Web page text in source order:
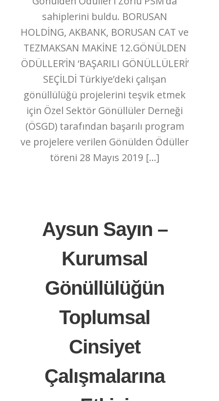
sahiplerini buldu. BORUSAN
HOLDİNG, AKBANK, BORUSAN CAT ve
TEZMAKSAN MAKİNE 12.GÖNÜLDEN
ÖDÜLLER’İN ‘BAŞARILI GÖNÜLLÜLERİ’
SEÇİLDİ Türkiye’deki çalışan
gönüllülüğü projelerini teşvik etmek
için Özel Sektör Gönüllüler Derneği
(ÖSGD) tarafından başarılı program
ve projelere verilen Gönülden Ödüller
töreni 28 Mayıs 2019 […]
Aysun Sayın –
Kurumsal
Gönüllülüğün
Toplumsal
Cinsiyet
Çalışmalarına